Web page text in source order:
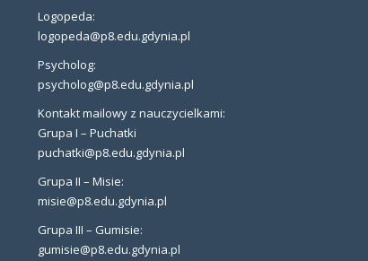
Logopeda:
logopeda@p8.edu.gdynia.pl
Psycholog:
psycholog@p8.edu.gdynia.pl
Kontakt mailowy z nauczycielkami:
Grupa I – Puchatki
puchatki@p8.edu.gdynia.pl
Grupa II – Misie:
misie@p8.edu.gdynia.pl
Grupa III – Gumisie:
gumisie@p8.edu.gdynia.pl